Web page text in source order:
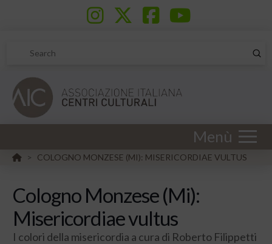
Search
Menù
HOME
> COLOGNO MONZESE (MI): MISERICORDIAE VULTUS
Cologno Monzese (Mi):
Misericordiae vultus
I colori della misericordia a cura di Roberto Filippetti